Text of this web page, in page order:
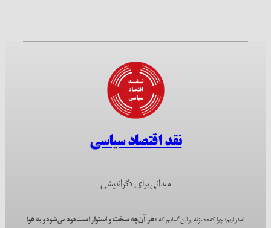
نقد اقتصاد سیاسی
میدانی برای دگراندیشی
امیدواریم؛ چرا که مصرّانه بر این گمانیم که«هر آن‌چه سخت و استوار است دود می‌شود و به هوا